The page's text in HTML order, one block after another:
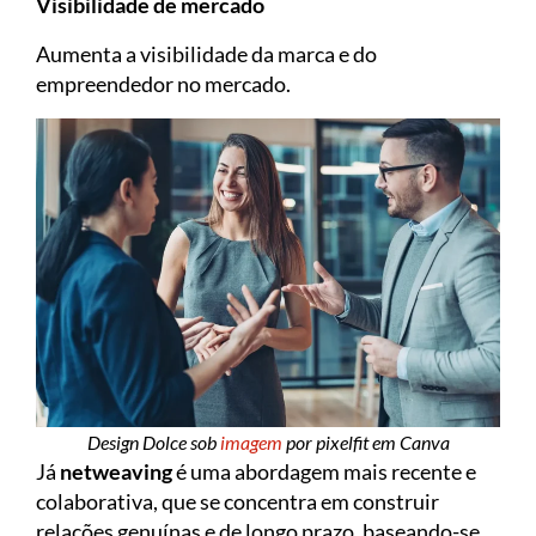
Aumenta a visibilidade da marca e do
empreendedor no mercado.
Design Dolce sob imagem por pixelfit em Canva
Já netweavingé uma abordagem mais recente e
colaborativa, que se concentra em construir